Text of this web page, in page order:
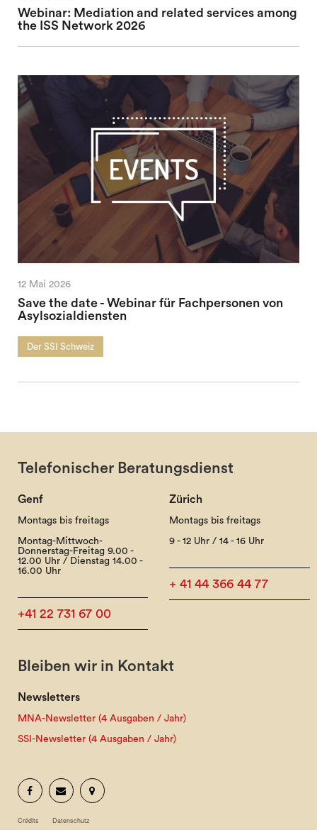
Webinar: Mediation and related services among
the ISS Network 2026
12 Mai 2026
Save the date - Webinar für Fachpersonen von
Asylsozialdiensten
Der SSI Schweiz
Telefonischer Beratungsdienst
Genf
Montags bis freitags
Montag-Mittwoch-
Donnerstag-Freitag 9.00 -
12.00 Uhr / Dienstag 14.00 -
16.00 Uhr
+41 22 731 67 00
Zürich
Montags bis freitags
9 - 12 Uhr / 14 - 16 Uhr
+ 41 44 366 44 77
Bleiben wir in Kontakt
Newsletters
MNA-Newsletter (4 Ausgaben / Jahr)
SSI-Newsletter (4 Ausgaben / Jahr)
Crédits Datenschutz